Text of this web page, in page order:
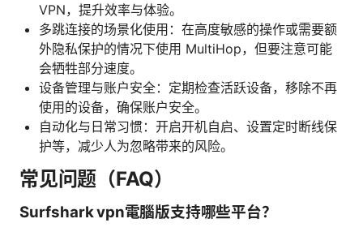
VPN，提升效率与体验。
多跳连接的场景化使用：在高度敏感的操作或需要额
外隐私保护的情况下使用 MultiHop，但要注意可能
会牺牲部分速度。
设备管理与账户安全：定期检查活跃设备，移除不再
使用的设备，确保账户安全。
自动化与日常习惯：开启开机自启、设置定时断线保
护等，减少人为忽略带来的风险。
常见问题（FAQ）
Surfshark vpn電腦版支持哪些平台？